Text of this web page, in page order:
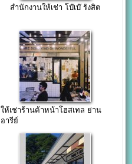
สำนักงานให้เช่า โบ๊เบ๊ รังสิต
ให้เช่าร้านค้าหน้าโฮสเทล ย่าน
อารีย์